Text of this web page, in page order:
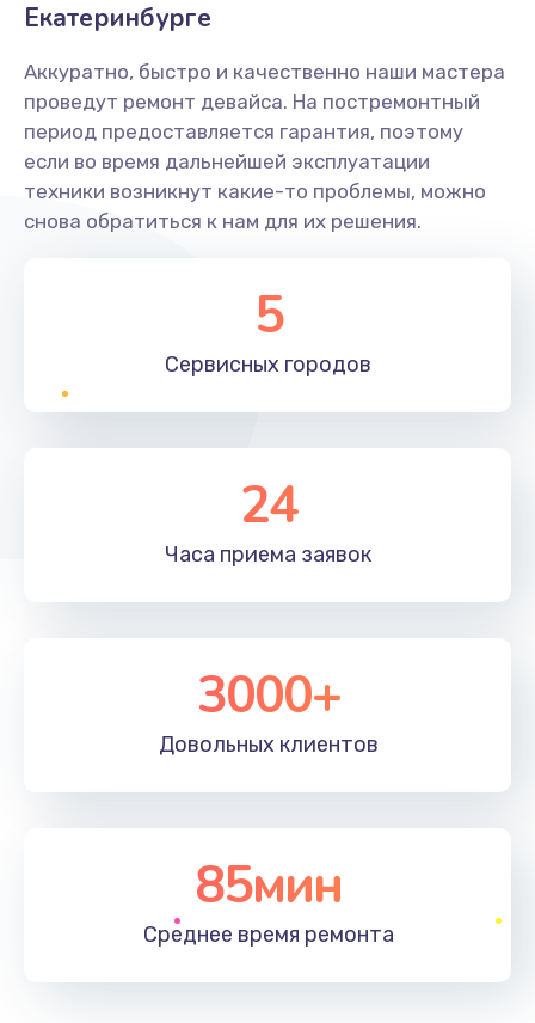
Екатеринбурге
Аккуратно, быстро и качественно наши мастера
проведут ремонт девайса. На постремонтный
период предоставляется гарантия, поэтому
если во время дальнейшей эксплуатации
техники возникнут какие-то проблемы, можно
снова обратиться к нам для их решения.
5
Сервисных городов
24
Часа приема заявок
3000+
Довольных клиентов
85мин
Среднее время ремонта